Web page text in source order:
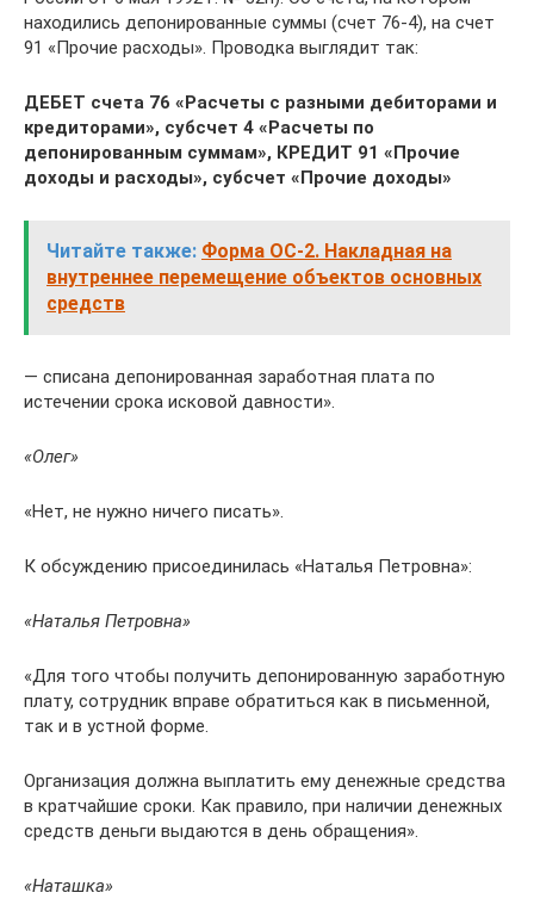
находились депонированные суммы (счет 76-4), на счет
91 «Прочие расходы». Проводка выглядит так:
ДЕБЕТ счета 76 «Расчеты с разными дебиторами и
кредиторами», субсчет 4 «Расчеты по
депонированным суммам», КРЕДИТ 91 «Прочие
доходы и расходы», субсчет «Прочие доходы»
Читайте также: Форма ОС-2. Накладная на
внутреннее перемещение объектов основных
средств
— списана депонированная заработная плата по
истечении срока исковой давности».
«Олег»
«Нет, не нужно ничего писать».
К обсуждению присоединилась «Наталья Петровна»:
«Наталья Петровна»
«Для того чтобы получить депонированную заработную
плату, сотрудник вправе обратиться как в письменной,
так и в устной форме.
Организация должна выплатить ему денежные средства
в кратчайшие сроки. Как правило, при наличии денежных
средств деньги выдаются в день обращения».
«Наташка»